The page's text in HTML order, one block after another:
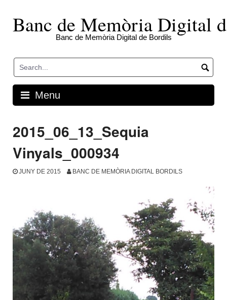
contentBanc de Memòria Digital
Banc de Memòria Digital de Bordils
Menu
2015_06_13_Sequia
Vinyals_000934
JUNY DE 2015 BANC DE MEMÒRIA DIGITAL BORDILS